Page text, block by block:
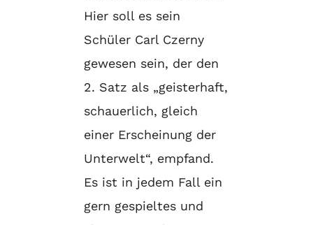
Hier soll es sein
Schüler Carl Czerny
gewesen sein, der den
2. Satz als „geisterhaft,
schauerlich, gleich
einer Erscheinung der
Unterwelt“, empfand.
Es ist in jedem Fall ein
gern gespieltes und